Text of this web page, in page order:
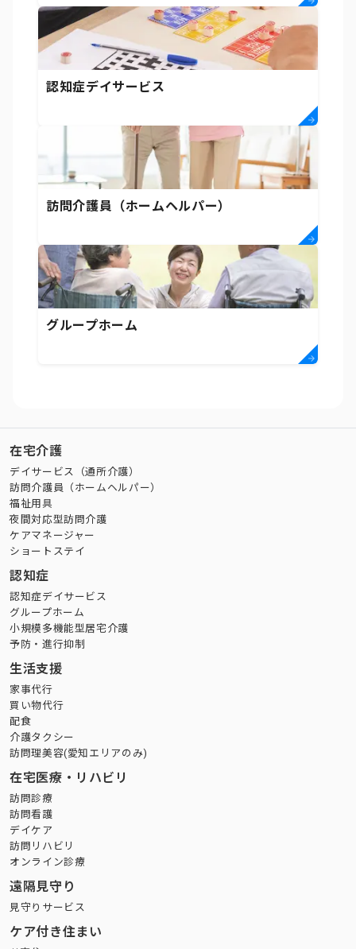
認知症デイサービス
訪問介護員（ホームヘルパー）
グループホーム
在宅介護
デイサービス（通所介護）
訪問介護員（ホームヘルパー）
福祉用具
夜間対応型訪問介護
ケアマネージャー
ショートステイ
認知症
認知症デイサービス
グループホーム
小規模多機能型居宅介護
予防・進行抑制
生活支援
家事代行
買い物代行
配食
介護タクシー
訪問理美容(愛知エリアのみ)
在宅医療・リハビリ
訪問診療
訪問看護
デイケア
訪問リハビリ
オンライン診療
遠隔見守り
見守りサービス
ケア付き住まい